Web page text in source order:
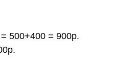
500+400 = 900р.